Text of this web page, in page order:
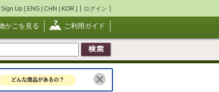
Sign Up [ ENG | CHN | KOR ] ログイン
かごを見る ご利用ガイド